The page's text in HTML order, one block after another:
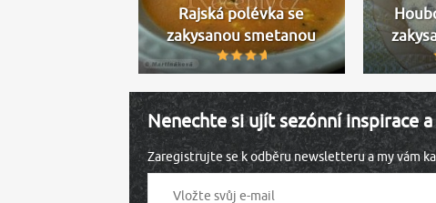
Rajská polévka se
zakysanou smetanou
Nenechte si ujít sezónní inspirace
Zaregistrujte se k odběru newsletteru a my vám